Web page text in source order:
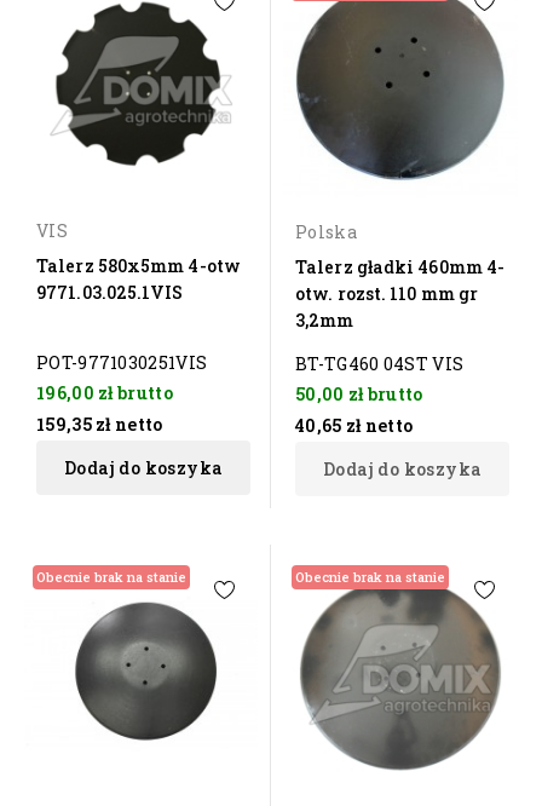
VIS
Talerz 580x5mm 4-otw
9771.03.025.1VIS
POT-9771030251VIS
196,00 złbrutto
159,35 zł netto
Dodaj do koszyka
Polska
Talerz gładki 460mm 4-
otw. rozst. 110 mm gr
3,2mm
BT-TG460 04ST VIS
50,00 złbrutto
40,65 zł netto
Dodaj do koszyka
Obecnie brak na stanie Obecnie brak na stanie